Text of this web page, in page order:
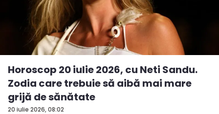
20 iulie 2026, 08:02
Horoscop 20 iulie 2026, cu Neti Sandu.
Zodia care trebuie să aibă mai mare
grijă de sănătate